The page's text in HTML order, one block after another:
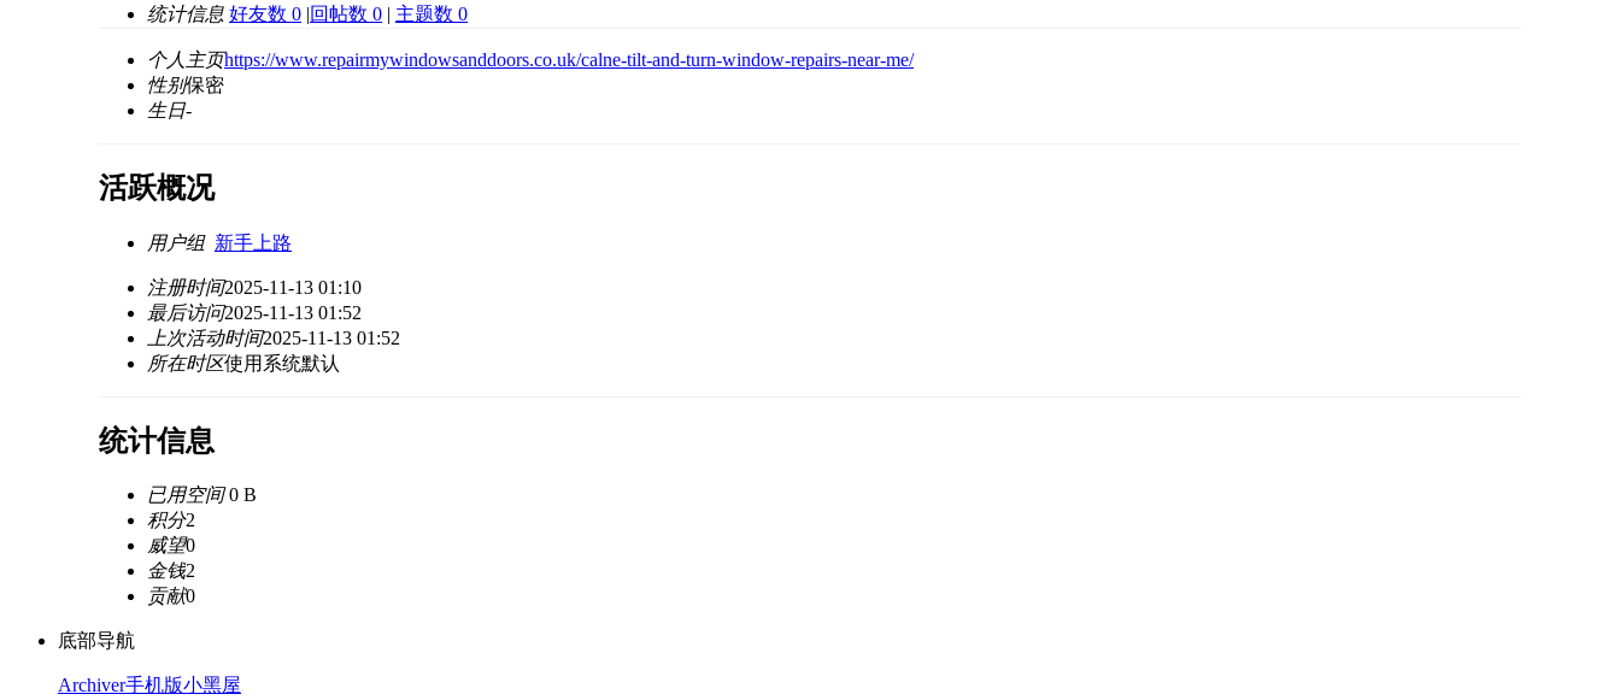
统计信息 好友数 0 |回帖数 0 | 主题数 0
个人主页https://www.repairmywindowsanddoors.co.uk/calne-tilt-and-turn-window-repairs-near-me/
性别保密
生日-
活跃概况
用户组 新手上路
注册时间2025-11-13 01:10
最后访问2025-11-13 01:52
上次活动时间2025-11-13 01:52
所在时区使用系统默认
统计信息
已用空间0 B
积分2
威望0
金钱2
贡献0
底部导航
Archiver手机版小黑屋